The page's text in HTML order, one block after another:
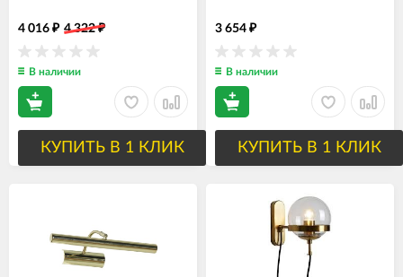
4 016 ₽ 4 322₽
В наличии
КУПИТЬ В 1 КЛИК
3 654 ₽
В наличии
КУПИТЬ В 1 КЛИК